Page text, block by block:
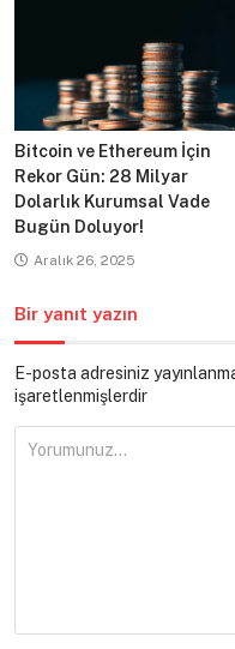
Bitcoin ve Ethereum İçin
Rekor Gün: 28 Milyar
Dolarlık Kurumsal Vade
Bugün Doluyor!
Aralık 26, 2025
Bir yanıt yazın
E-posta adresiniz
işaretlenmişlerdir